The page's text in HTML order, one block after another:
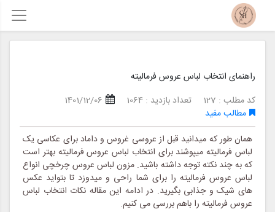
راهنمای انتخاب لباس عروس فرمالیته
کد مطلب : 127
تعداد بازدید : 1064
1401/12/06
مطالب مفید
همان طور که میدانید قبل از عروسی غروس و داماد برای عکاسی یک
لباس فرمالیته میپوشند برای انتخاب لباس عروس فرمالیته بهتر است
که به چند نکته توجه داشته باشید. مزون لباس عروس چرخچی انواع
لباس عروس فرمالیته را برای شما راحی و میدوزد تا بتواید عکس
های شیک و جذابی بگیرید. در ادامه این مقاله نکات انتخاب لباس
عروس فرمالیته را باهم بررسی می کنیم.